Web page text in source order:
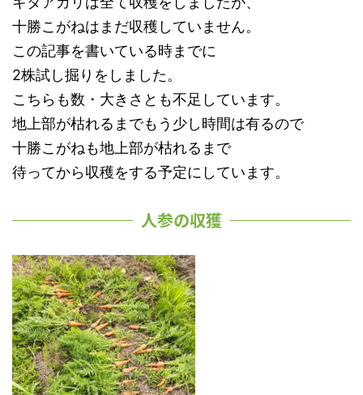
十勝こがねはまだ収穫していません。
この記事を書いている時までに
2株試し掘りをしました。
こちらも数・大きさとも不足しています。
地上部が枯れるまでもう少し時間は有るので
十勝こがねも地上部が枯れるまで
待ってから収穫をする予定にしています。
人参の収獲